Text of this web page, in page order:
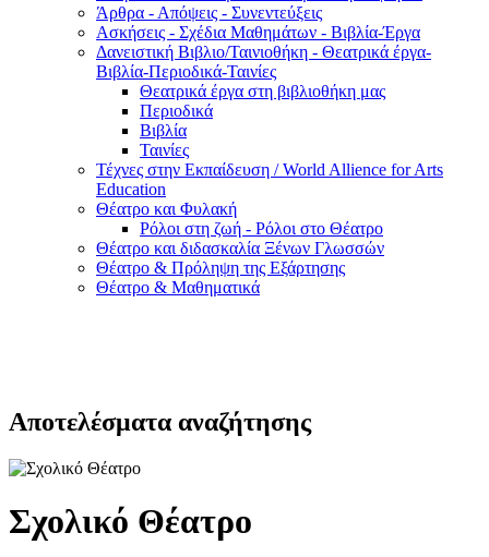
Άρθρα - Απόψεις - Συνεντεύξεις
Ασκήσεις - Σχέδια Μαθημάτων - Βιβλία-Έργα
Δανειστική Βιβλιο/Ταινιοθήκη - Θεατρικά έργα-
Βιβλία-Περιοδικά-Ταινίες
Θεατρικά έργα στη βιβλιοθήκη μας
Περιοδικά
Βιβλία
Ταινίες
Τέχνες στην Εκπαίδευση / World Allience for Arts
Education
Θέατρο και Φυλακή
Ρόλοι στη ζωή - Ρόλοι στο Θέατρο
Θέατρο και διδασκαλία Ξένων Γλωσσών
Θέατρο & Πρόληψη της Εξάρτησης
Θέατρο & Μαθηματικά
Αποτελέσματα αναζήτησης
Σχολικό Θέατρο